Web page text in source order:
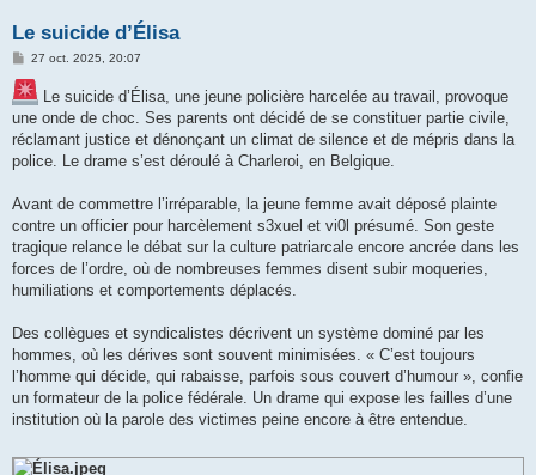
Le suicide d’Élisa
M
s
s
a
e
27 oct. 2025, 20:07
Le suicide d’Élisa, une jeune policière harcelée au travail, provoque
une onde de choc. Ses parents ont décidé de se constituer partie civile,
réclamant justice et dénonçant un climat de silence et de mépris dans la
police. Le drame s’est déroulé à Charleroi, en Belgique.
Avant de commettre l’irréparable, la jeune femme avait déposé plainte
contre un officier pour harcèlement s3xuel et vi0l présumé. Son geste
tragique relance le débat sur la culture patriarcale encore ancrée dans les
forces de l’ordre, où de nombreuses femmes disent subir moqueries,
humiliations et comportements déplacés.
Des collègues et syndicalistes décrivent un système dominé par les
hommes, où les dérives sont souvent minimisées. « C’est toujours
l’homme qui décide, qui rabaisse, parfois sous couvert d’humour », confie
un formateur de la police fédérale. Un drame qui expose les failles d’une
institution où la parole des victimes peine encore à être entendue.